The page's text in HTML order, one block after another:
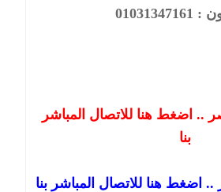
:
01031347161
.. اضغط هنا للاتصال المباشر
بنا
اضغط هنا للاتصال المباشر بنا